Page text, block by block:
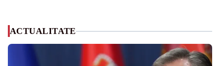
ACTUALITATE